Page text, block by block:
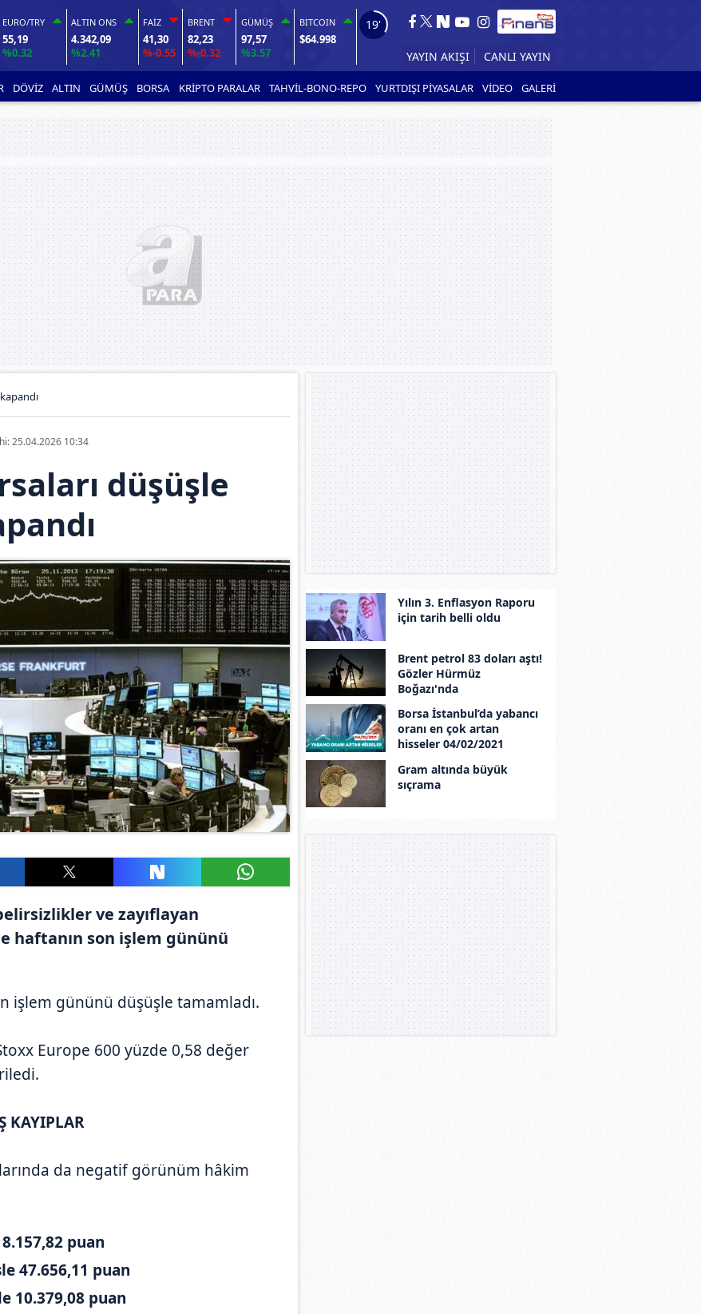
EURO/TRY
55,19
%0.32
ALTIN ONS
4.342,09
%2.41
FAİZ
41,30
%-0.55
BRENT
82,23
%-0.32
GÜMÜŞ
97,57
%3.57
BITCOIN
$64.998
18'
YAYIN AKIŞI CANLI YAYIN
DÖVİZ ALTIN GÜMÜŞ BORSA KRİPTO PARALAR TAHVİL-BONO-REPO YURTDIŞI PİYASALAR VİDEO GALERİ
25.04.2026 10:34
düşüşle
ve zayıflayan
haftanın son işlem gününü
işlem gününü düşüşle tamamladı.
Europe 600 yüzde 0,58 değer
KAYIPLAR
da negatif görünüm hâkim
puan
47.656,11 puan
10.379,08 puan
Yılın 3. Enflasyon Raporu
için tarih belli oldu
Brent petrol 83 doları aştı!
Gözler Hürmüz
Boğazı'nda
Borsa İstanbul’da yabancı
oranı en çok artan
hisseler 04/02/2021
Gram altında büyük
sıçrama